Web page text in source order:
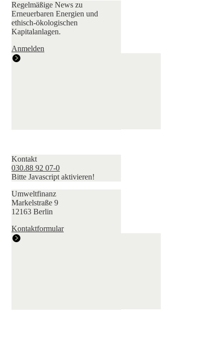
Regelmäßige News zu
Erneuerbaren Energien und
ethisch-ökologischen
Kapitalanlagen.
Anmelden
Kontakt
030.88 92 07-0
Bitte Javascript aktivieren!
Umweltfinanz
Markelstraße 9
12163 Berlin
Kontaktformular